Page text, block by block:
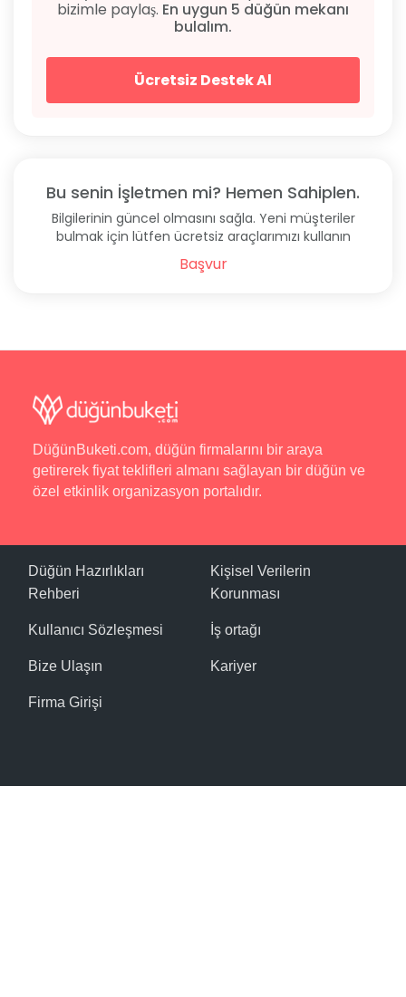
bizimle paylaş. En uygun 5 düğün mekanı
bulalım.
Ücretsiz Destek Al
Bu senin İşletmen mi? Hemen Sahiplen.
Bilgilerinin güncel olmasını sağla. Yeni müşteriler
bulmak için lütfen ücretsiz araçlarımızı kullanın
Başvur
DüğünBuketi.com, düğün firmalarını bir araya
getirerek fiyat teklifleri almanı sağlayan bir düğün ve
özel etkinlik organizasyon portalıdır.
Düğün Hazırlıkları
Rehberi
Kullanıcı Sözleşmesi
Bize Ulaşın
Firma Girişi
Kişisel Verilerin
Korunması
İş ortağı
Kariyer